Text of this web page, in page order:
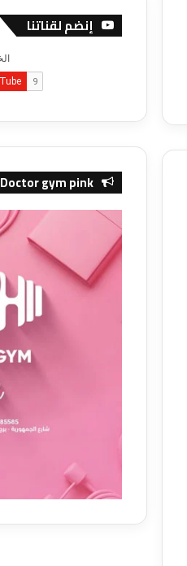
إنضم لقناتنا
Doctor gym pink